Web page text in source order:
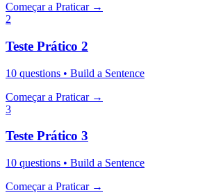
Começar a Praticar→
2
Teste Prático 2
10 questions • Build a Sentence
Começar a Praticar→
3
Teste Prático 3
10 questions • Build a Sentence
Começar a Praticar→